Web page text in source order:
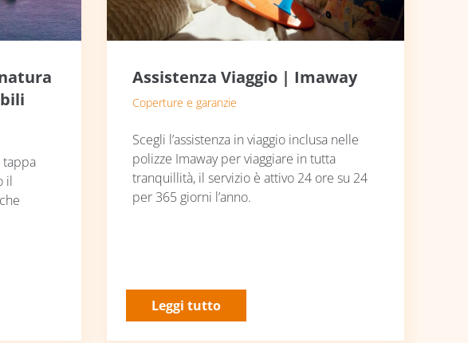
tappa
il
Assistenza Viaggio | Imaway
Coperture e garanzie
Scegli l’assistenza in viaggio inclusa nelle
polizze Imaway per viaggiare in tutta
tranquillità, il servizio è attivo 24 ore su 24
per 365 giorni l’anno.
Leggi tutto